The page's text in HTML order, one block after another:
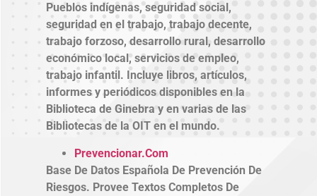
Pueblos indígenas, seguridad social,
seguridad en el trabajo, trabajo decente,
trabajo forzoso, desarrollo rural, desarrollo
económico local, servicios de empleo,
trabajo infantil. Incluye libros, artículos,
informes y periódicos disponibles en la
Biblioteca de Ginebra y en varias de las
Bibliotecas de la OIT en el mundo.
Prevencionar.Com
Base De Datos Española De Prevención De
Riesgos. Provee Textos Completos De